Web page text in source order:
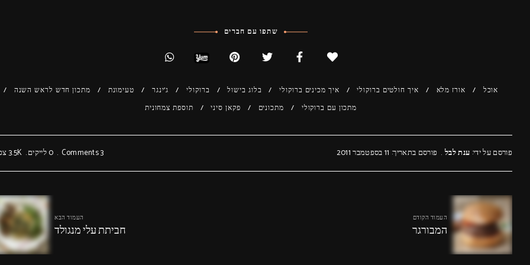
שתפו עם חברים
אוכל אורז מלא איך חולטים ברוקולי איך מכינים ברוקולי בלוג בישול ברוקולי ג'ינגר טעימונת
מתכון חדש לראש השנה
מתכון עם ברוקולי
מתכונים פקאן סיני תוספת צמחונית
פורסם על ידי: ענת לבל פורסם בתאריך: 11 בספטמבר 2011 3 Comments
0לייקים 3.5K
העמוד הקודם
המבורגר
העמוד הבא
חביתת עלי מנגולד